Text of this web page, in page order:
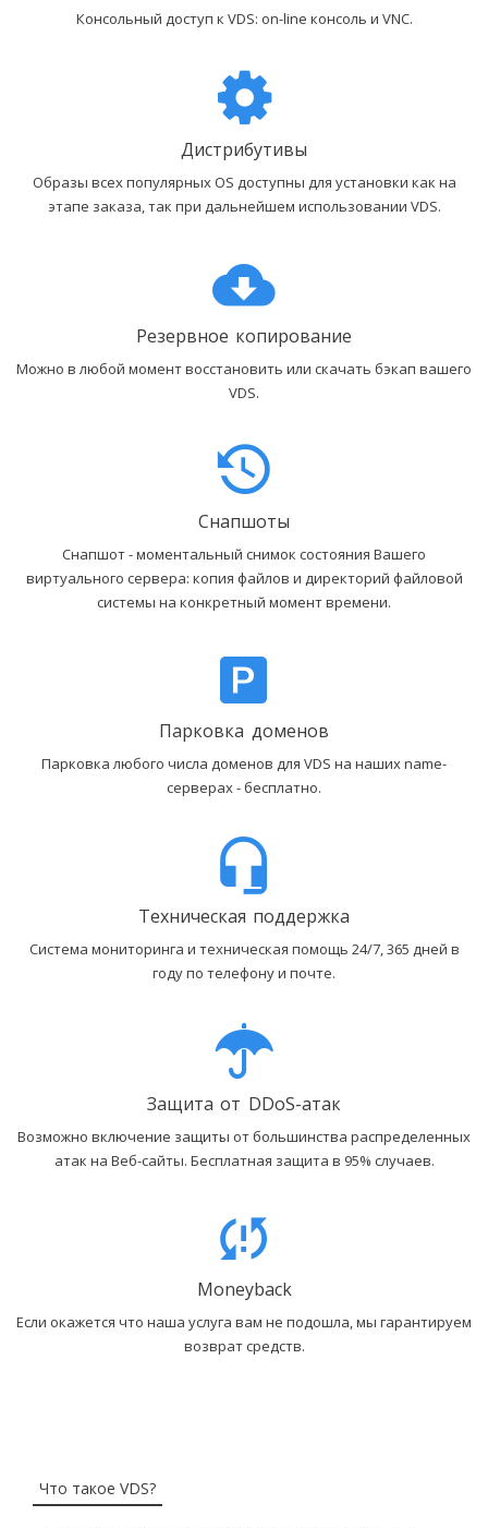
Консольный доступ к VDS: on-line консоль и VNC.
Дистрибутивы
Образы всех популярных OS доступны для установки как на
этапе заказа, так при дальнейшем использовании VDS.
Резервное копирование
Можно в любой момент восстановить или скачать бэкап вашего
VDS.
Снапшоты
Снапшот - моментальный снимок состояния Вашего
виртуального сервера: копия файлов и директорий файловой
системы на конкретный момент времени.
Парковка доменов
Парковка любого числа доменов для VDS на наших name-
серверах - бесплатно.
Техническая поддержка
Система мониторинга и техническая помощь 24/7, 365 дней в
году по телефону и почте.
Защита от DDoS-атак
Возможно включение защиты от большинства распределенных
атак на Веб-сайты. Бесплатная защита в 95% случаев.
Moneyback
Если окажется что наша услуга вам не подошла, мы гарантируем
возврат средств.
Что такое VDS?